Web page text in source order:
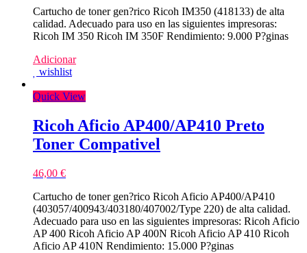
Cartucho de toner gen?rico Ricoh IM350 (418133) de alta
calidad. Adecuado para uso en las siguientes impresoras:
Ricoh IM 350 Ricoh IM 350F Rendimiento: 9.000 P?ginas
Adicionar
wishlist
Quick View
Ricoh Aficio AP400/AP410 Preto
Toner Compativel
46,00 €
Cartucho de toner gen?rico Ricoh Aficio AP400/AP410
(403057/400943/403180/407002/Type 220) de alta calidad.
Adecuado para uso en las siguientes impresoras: Ricoh Aficio
AP 400 Ricoh Aficio AP 400N Ricoh Aficio AP 410 Ricoh
Aficio AP 410N Rendimiento: 15.000 P?ginas